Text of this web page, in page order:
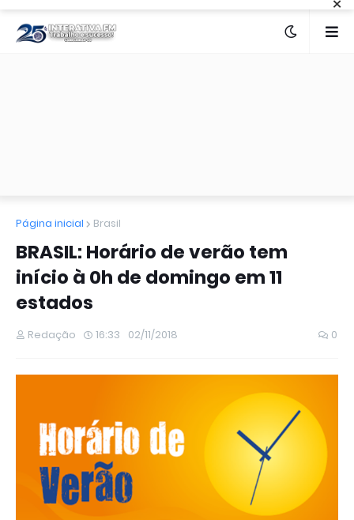
Página inicial Brasil
BRASIL: Horário de verão tem
início à 0h de domingo em 11
estados
Redação 16:33 02/11/2018 0